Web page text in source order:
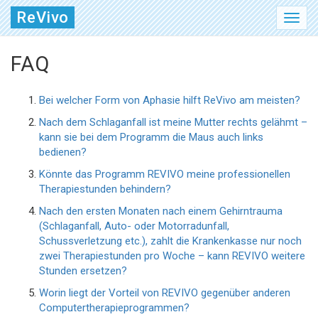
ReVivo
FAQ
Bei welcher Form von Aphasie hilft ReVivo am meisten?
Nach dem Schlaganfall ist meine Mutter rechts gelähmt –
kann sie bei dem Programm die Maus auch links
bedienen?
Könnte das Programm REVIVO meine professionellen
Therapiestunden behindern?
Nach den ersten Monaten nach einem Gehirntrauma
(Schlaganfall, Auto- oder Motorradunfall,
Schussverletzung etc.), zahlt die Krankenkasse nur noch
zwei Therapiestunden pro Woche – kann REVIVO weitere
Stunden ersetzen?
Worin liegt der Vorteil von REVIVO gegenüber anderen
Computertherapieprogrammen?